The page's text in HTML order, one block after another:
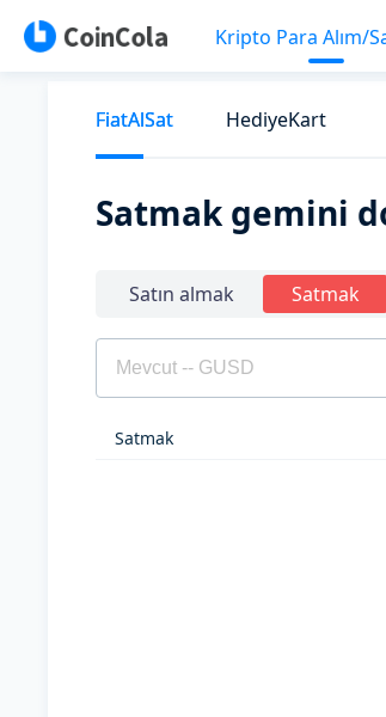
Kripto Para Alım/
FiatAlSat HediyeKart
Satmak gemini
Satın almak Satmak
Satmak